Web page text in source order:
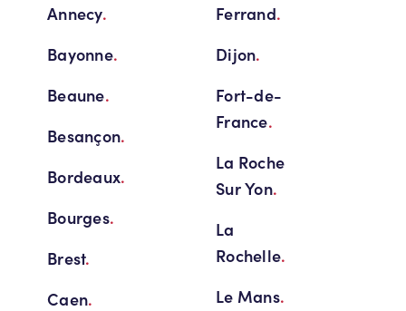
Annecy.
Bayonne.
Beaune.
Besançon.
Bordeaux.
Bourges.
Brest.
Caen.
Ferrand.
Dijon.
Fort-de-
France.
La Roche
Sur Yon.
La
Rochelle.
Le Mans.